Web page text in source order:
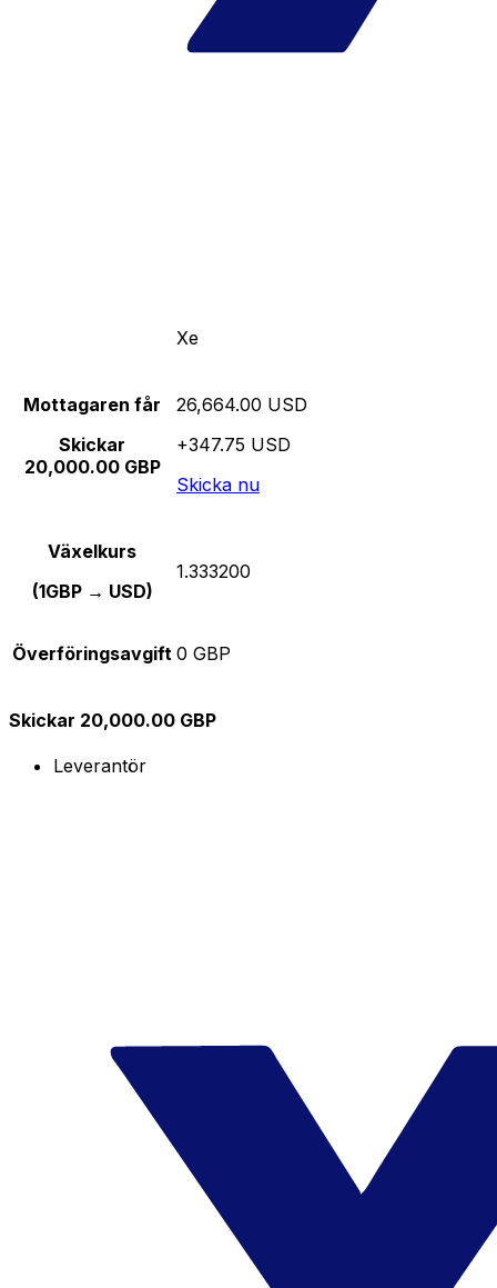
Xe
Mottagaren får
Skickar
20,000.00 GBP
26,664.00 USD
+347.75 USD
Skicka nu
Växelkurs
(1GBP → USD)
1.333200
Överföringsavgift 0 GBP
Skickar 20,000.00 GBP
Leverantör